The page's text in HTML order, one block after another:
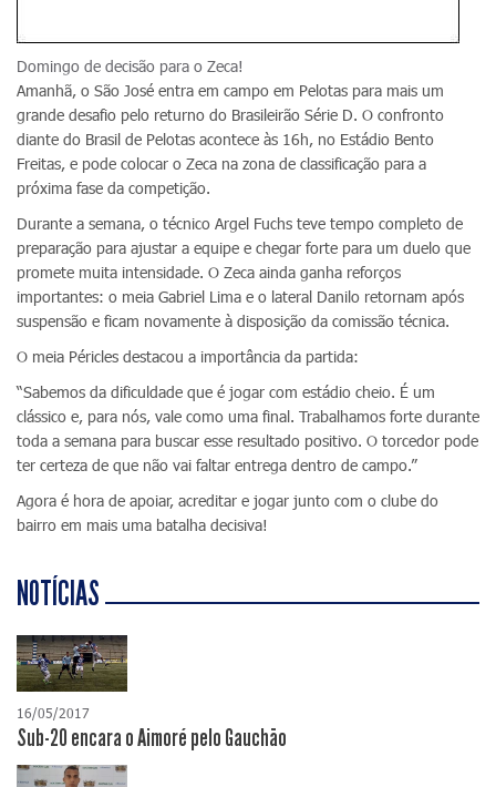
Domingo de decisão para o Zeca!
Amanhã, o São José entra em campo em Pelotas para mais um
grande desafio pelo returno do Brasileirão Série D. O confronto
diante do Brasil de Pelotas acontece às 16h, no Estádio Bento
Freitas, e pode colocar o Zeca na zona de classificação para a
próxima fase da competição.
Durante a semana, o técnico Argel Fuchs teve tempo completo de
preparação para ajustar a equipe e chegar forte para um duelo que
promete muita intensidade. O Zeca ainda ganha reforços
importantes: o meia Gabriel Lima e o lateral Danilo retornam após
suspensão e ficam novamente à disposição da comissão técnica.
O meia Péricles destacou a importância da partida:
“Sabemos da dificuldade que é jogar com estádio cheio. É um
clássico e, para nós, vale como uma final. Trabalhamos forte durante
toda a semana para buscar esse resultado positivo. O torcedor pode
ter certeza de que não vai faltar entrega dentro de campo.”
Agora é hora de apoiar, acreditar e jogar junto com o clube do
bairro em mais uma batalha decisiva!
NOTÍCIAS
16/05/2017
Sub-20 encara o Aimoré pelo Gauchão